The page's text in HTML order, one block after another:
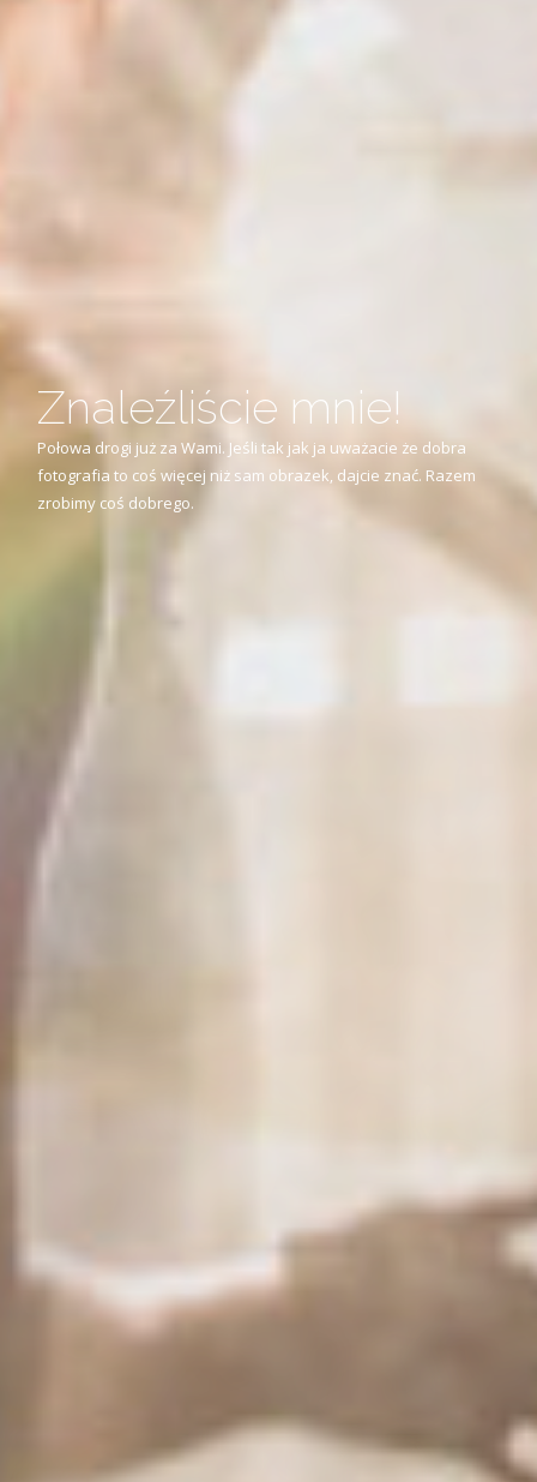
W centrum akcji
Jestem razem z Wami w centrum akcji. Skupcie się na dobrej
zabawie, a ja zajmę się kadrem i światłem.